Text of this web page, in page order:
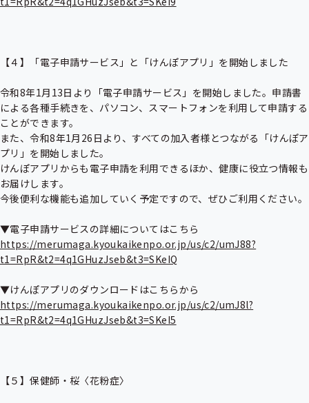
【４】「電子申請サービス」と「けんぽアプリ」を開始しました
令和8年1月13日より「電子申請サービス」を開始しました。申請書
による各種手続きを、パソコン、スマートフォンを利用して申請する
ことができます。
また、令和8年1月26日より、すべての加入者様とつながる「けんぽア
プリ」を開始しました。
けんぽアプリからも電子申請を利用できるほか、健康に役立つ情報も
お届けします。
今後便利な機能も追加していく予定ですので、ぜひご利用ください。
https://merumaga.kyoukaikenpo.or.jp/us/c2/umJ88?
t1=RpR&t2=4q1GHuzJseb&t3=SKeIQ
https://merumaga.kyoukaikenpo.or.jp/us/c2/umJ8l?
t1=RpR&t2=4q1GHuzJseb&t3=SKeI5
【５】保健師・桜〈花粉症〉